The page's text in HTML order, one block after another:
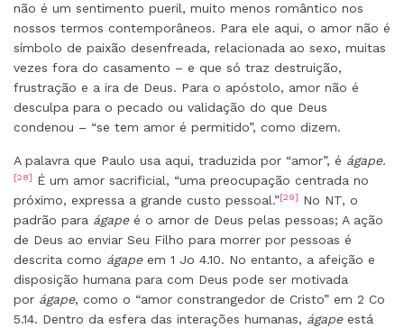
não é um sentimento pueril, muito menos romântico nos
nossos termos contemporâneos. Para ele aqui, o amor não é
símbolo de paixão desenfreada, relacionada ao sexo, muitas
vezes fora do casamento – e que só traz destruição,
frustração e a ira de Deus. Para o apóstolo, amor não é
desculpa para o pecado ou validação do que Deus
condenou – “se tem amor é permitido”, como dizem.
A palavra que Paulo usa aqui, traduzida por “amor”, é ágape.
[28] É um amor sacrificial, “uma preocupação centrada no
próximo, expressa a grande custo pessoal.”[29] No NT, o
padrão para ágapeé o amor de Deus pelas pessoas; A ação
de Deus ao enviar Seu Filho para morrer por pessoas é
descrita como ágapeem 1 Jo 4.10. No entanto, a afeição e
disposição humana para com Deus pode ser motivada
por ágape, como o “amor constrangedor de Cristo” em 2 Co
5.14. Dentro da esfera das interações humanas, ágapeestá